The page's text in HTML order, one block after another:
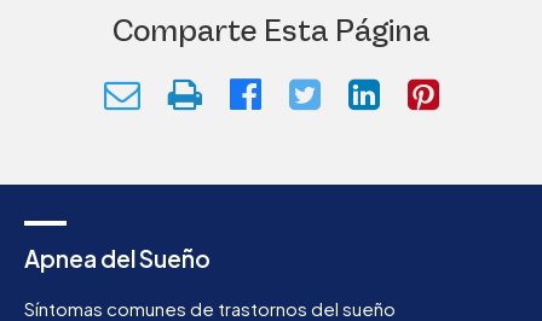
Comparte Esta Página
Apnea del Sueño
Síntomas comunes de trastornos del sueño